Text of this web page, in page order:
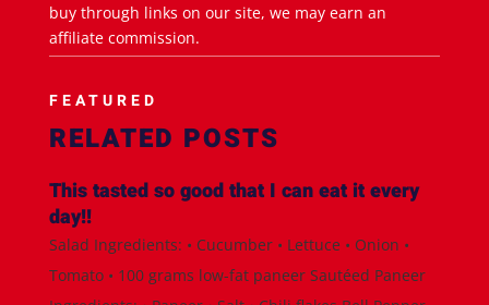
buy through links on our site, we may earn an
affiliate commission.
FEATURED
RELATED POSTS
This tasted so good that I can eat it every
day!!
Salad Ingredients: • Cucumber • Lettuce • Onion •
Tomato • 100 grams low-fat paneer Sautéed Paneer